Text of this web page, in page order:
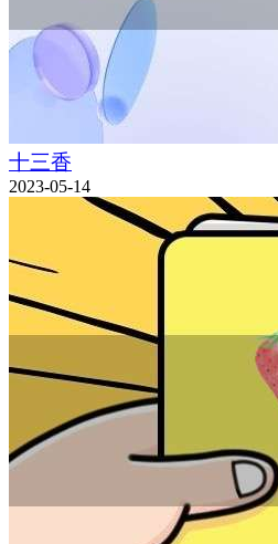
十三香
2023-05-14